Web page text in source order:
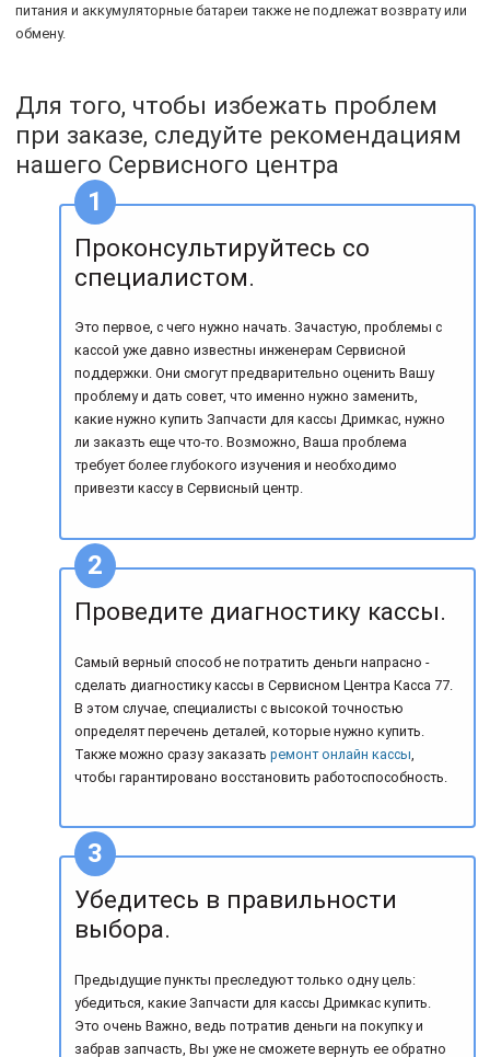
питания и аккумуляторные батареи также не подлежат возврату или
обмену.
Для того, чтобы избежать проблем
при заказе, следуйте рекомендациям
нашего Сервисного центра
Проконсультируйтесь со
специалистом.
Это первое, с чего нужно начать. Зачастую, проблемы с
кассой уже давно известны инженерам Сервисной
поддержки. Они смогут предварительно оценить Вашу
проблему и дать совет, что именно нужно заменить,
какие нужно купить Запчасти для кассы Дримкас, нужно
ли заказть еще что-то. Возможно, Ваша проблема
требует более глубокого изучения и необходимо
привезти кассу в Сервисный центр.
Проведите диагностику кассы.
Самый верный способ не потратить деньги напрасно -
сделать диагностику кассы в Сервисном Центра Касса 77.
В этом случае, специалисты с высокой точностью
определят перечень деталей, которые нужно купить.
Также можно сразу заказатьремонт онлайн кассы
чтобы гарантировано восстановить работоспособность.
Убедитесь в правильности
выбора.
Предыдущие пункты преследуют только одну цель:
убедиться, какие Запчасти для кассы Дримкас купить.
Это очень Важно, ведь потратив деньги на покупку и
забрав запчасть, Вы уже не сможете вернуть ее обратно